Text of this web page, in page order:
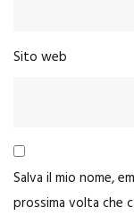
Sito web
Salva il mio nome,
prossima volta che